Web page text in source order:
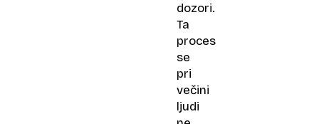
dozori.
Ta
proces
se
pri
večini
ljudi